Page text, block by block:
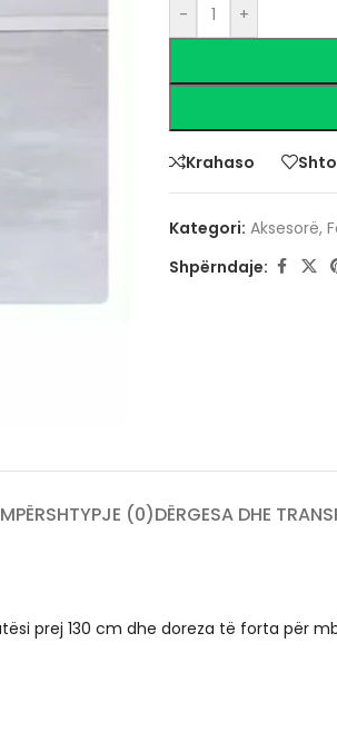
- +
Krahaso
Kategori: Aksesorë,
Shpërndaje:
PËRSHTYPJE (0)DËRGESA DHE
prej 130 cm dhe doreza të forta për